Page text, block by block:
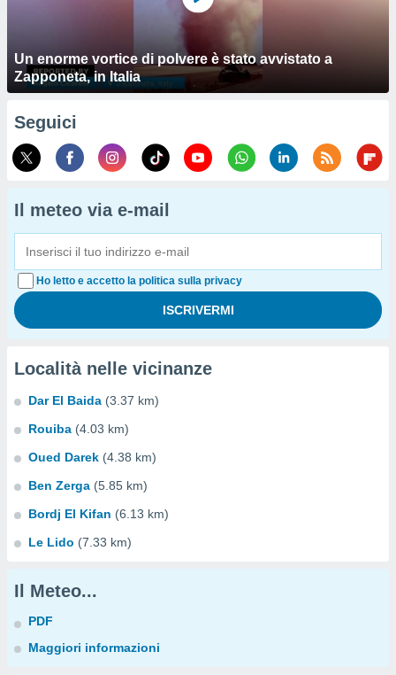
Un enorme vortice di polvere è stato avvistato a
Zapponeta, in Italia
Seguici
Il meteo via e-mail
Ho letto e accetto la politica sulla privacy
Località nelle vicinanze
Dar El Baida (3.37 km)
Rouiba (4.03 km)
Oued Darek (4.38 km)
Ben Zerga (5.85 km)
Bordj El Kifan (6.13 km)
Le Lido (7.33 km)
Il Meteo...
PDF
Maggiori informazioni